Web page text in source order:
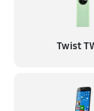
Twist